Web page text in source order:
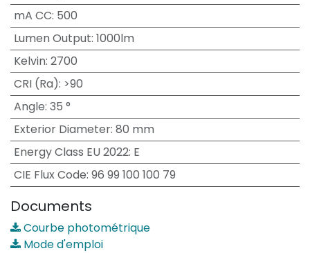
mA CC: 500
Lumen Output: 1000lm
Kelvin: 2700
CRI (Ra): >90
Angle: 35 °
Exterior Diameter: 80 mm
Energy Class EU 2022: E
CIE Flux Code: 96 99 100 100 79
Documents
Courbe photométrique
Mode d'emploi